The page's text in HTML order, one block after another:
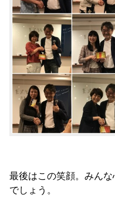
最後はこの笑顔。みん
でしょう。